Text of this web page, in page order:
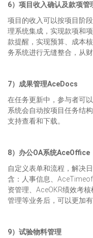
6）项目收入确认及款项
项目的收入可以按项目阶
理系统集成，实现款项和
款提醒，实现预算、成本
务系统进行无缝整合，从
7）成果管理AceDocs
在任务更新中，参与者可
系统会自动按项目任务结
支持查看和下载。
8）办公OA系统AceOffice
自定义表单和流程，解决
含：人事信息、
资管理、AceOKR绩效考
管理等业务后，可以更加
9）试验物料管理